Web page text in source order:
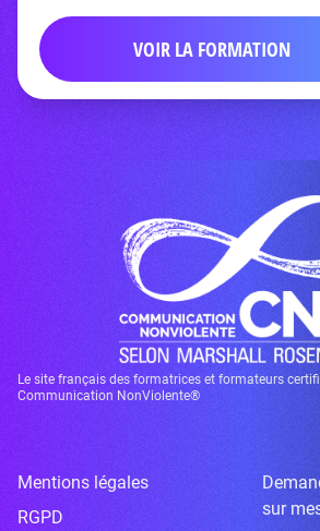
VOIR LA FORMATION
Le site français des formatrices et formateurs
Communication NonViolente®
Mentions légales
RGPD
sur